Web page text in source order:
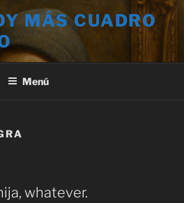
MÁS CUADRO
Menú
whatever.